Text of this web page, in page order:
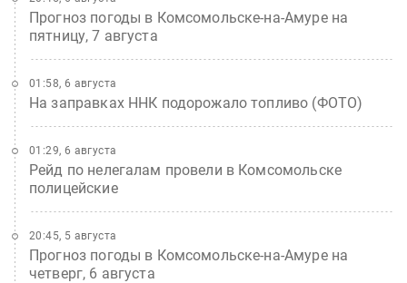
Прогноз погоды в Комсомольске-на-Амуре на
пятницу, 7 августа
На заправках ННК подорожало топливо (ФОТО)
01:58, 6 августа
Рейд по нелегалам провели в Комсомольске
полицейские
01:29, 6 августа
Прогноз погоды в Комсомольске-на-Амуре на
четверг, 6 августа
20:45, 5 августа